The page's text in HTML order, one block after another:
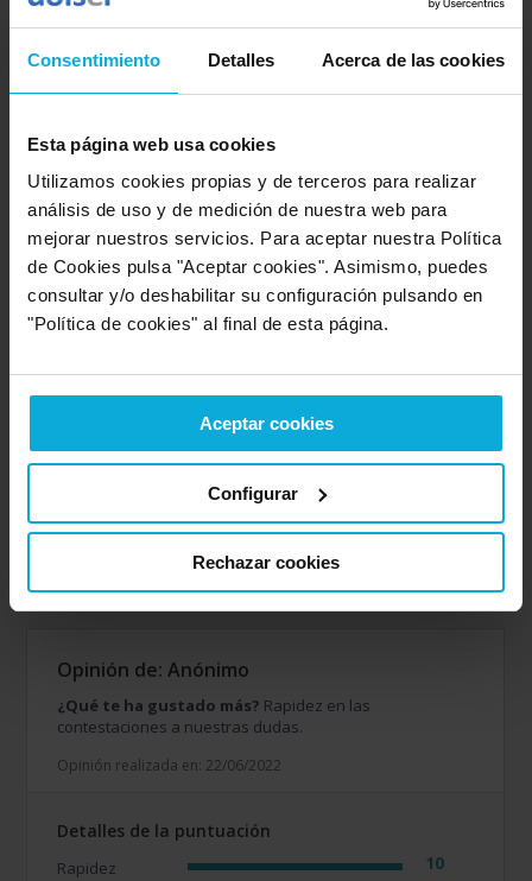
Consentimiento Detalles Acerca de las cookies
Esta página web usa cookies
Utilizamos cookies propias y de terceros para realizar
análisis de uso y de medición de nuestra web para
mejorar nuestros servicios. Para aceptar nuestra Política
de Cookies pulsa "Aceptar cookies". Asimismo, puedes
consultar y/o deshabilitar su configuración pulsando en
"Política de cookies" al final de esta página.
Aceptar cookies
Configurar
Rechazar cookies
¿Qué te ha gustado más?
Han sido rápidos y te buscan
las soluciones a tus necesidades
Opinión realizada en: 30/11/2022
Detalles de la puntuación
Rapidez
Amabilidad 10
Calidad / precio 10
Opinión de: Anónimo
Detalles de la puntuación
Amabilidad 8
Opinión de: Anónimo
¿Qué te ha gustado más? Rapidez en las
contestaciones a nuestras dudas.
Opinión realizada en: 22/06/2022
Detalles de la puntuación
Rapidez 10